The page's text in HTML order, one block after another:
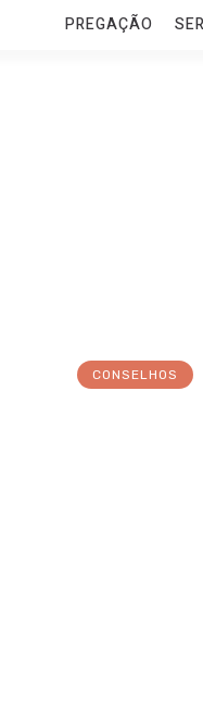
PREGAÇÃO
CONSELHOS